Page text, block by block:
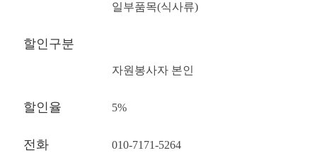
일부품목(식사류)
할인구분
자원봉사자 본인
할인율 5%
전화 010-7171-5264